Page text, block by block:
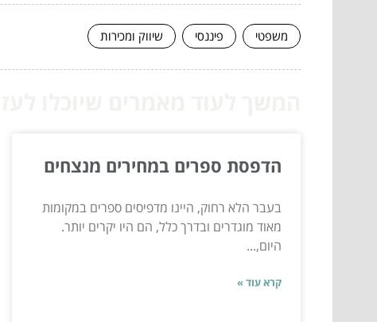
משפטי פיננסי שיווק ומכירות
הדפסת ספרים במחירים מנצחים
בעבר הלא רחוק, היינו מדפיסים ספרים במקומות
מאוד מוגדרים ובדרך כלל, הם היו יקרים יותר.
היום,...
קרא עוד »